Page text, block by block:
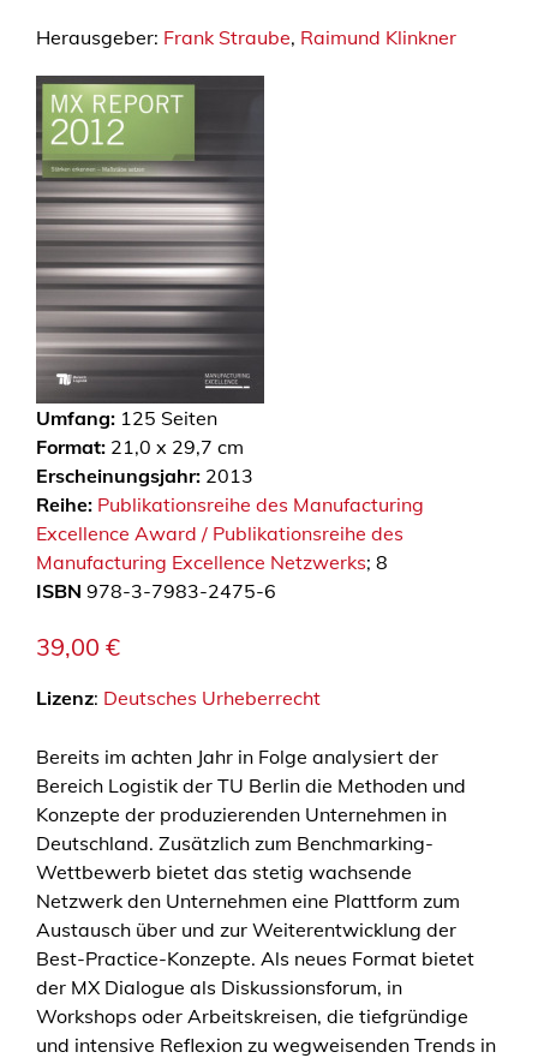
Herausgeber: Frank Straube, Raimund Klinkner
Umfang: 125 Seiten
Format: 21,0 x 29,7 cm
Erscheinungsjahr: 2013
Reihe: Publikationsreihe des Manufacturing
Excellence Award / Publikationsreihe des
Manufacturing Excellence Netzwerks; 8
ISBN 978-3-7983-2475-6
39,00 €
Lizenz: Deutsches Urheberrecht
Bereits im achten Jahr in Folge analysiert der
Bereich Logistik der TU Berlin die Methoden und
Konzepte der produzierenden Unternehmen in
Deutschland. Zusätzlich zum Benchmarking-
Wettbewerb bietet das stetig wachsende
Netzwerk den Unternehmen eine Plattform zum
Austausch über und zur Weiterentwicklung der
Best-Practice-Konzepte. Als neues Format bietet
der MX Dialogue als Diskussionsforum, in
Workshops oder Arbeitskreisen, die tiefgründige
und intensive Reflexion zu wegweisenden Trends in